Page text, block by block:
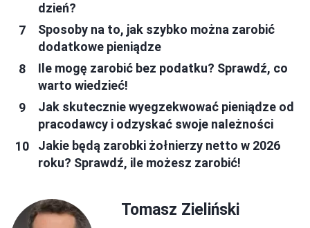
dzień?
Sposoby na to, jak szybko można zarobić
dodatkowe pieniądze
Ile mogę zarobić bez podatku? Sprawdź, co
warto wiedzieć!
Jak skutecznie wyegzekwować pieniądze od
pracodawcy i odzyskać swoje należności
Jakie będą zarobki żołnierzy netto w 2026
roku? Sprawdź, ile możesz zarobić!
Tomasz Zieliński